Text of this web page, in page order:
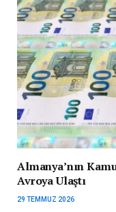
Almanya’nın
Avroya Ulaştı
29 TEMMUZ 2026